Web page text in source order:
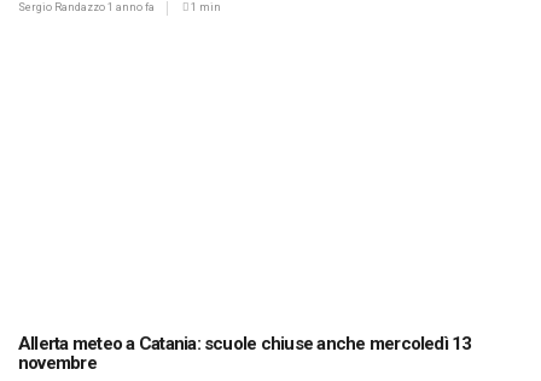
Sergio Randazzo 1 anno fa 1 min
Allerta meteo a Catania: scuole chiuse anche mercoledì 13
novembre